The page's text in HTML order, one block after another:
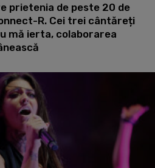
prietenia de peste 20 de
R. Cei trei cântăreți
mă ierta, colaborarea